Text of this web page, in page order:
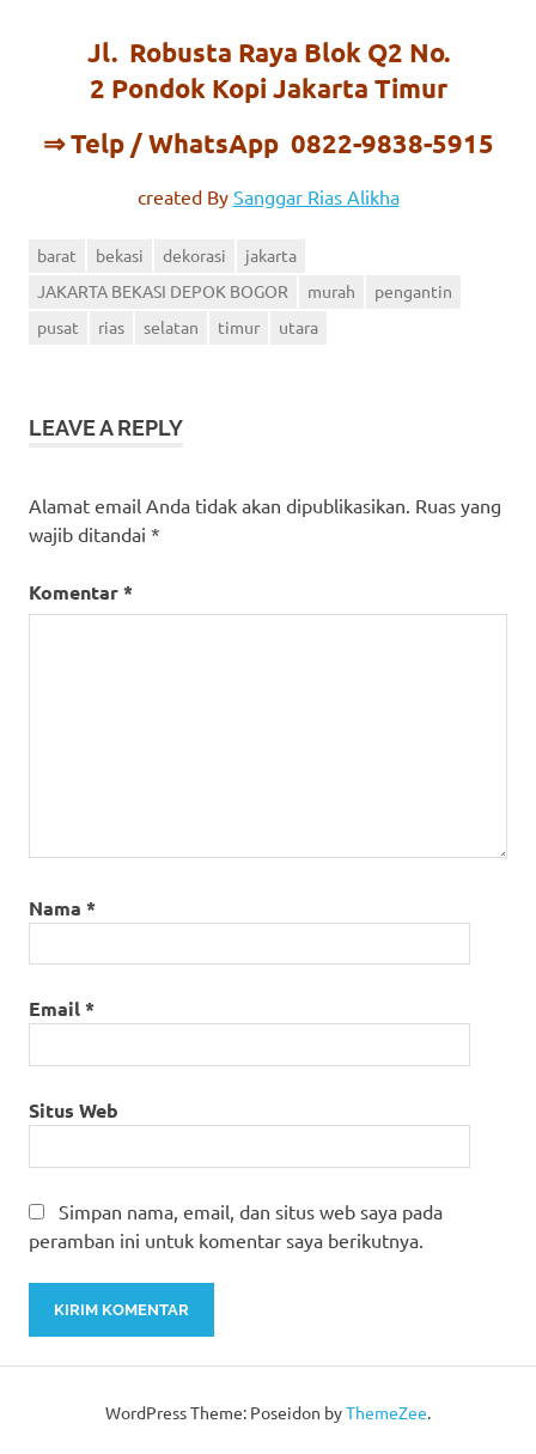
Jl. Robusta Raya Blok Q2 No.
2 Pondok Kopi Jakarta Timur
⇒ Telp / WhatsApp 0822-9838-5915
created By Sanggar Rias Alikha
barat bekasi dekorasi
jakarta
JAKARTA BEKASI DEPOK BOGOR
murah
pengantin
pusat
rias selatan timur utara
LEAVE A REPLY
Alamat email Anda tidak akan dipublikasikan. Ruas yang
wajib ditandai *
Komentar*
Nama *
Email*
Situs Web
Simpan nama, email, dan situs web saya pada
peramban ini untuk komentar saya berikutnya.
WordPress Theme: Poseidon byThemeZee